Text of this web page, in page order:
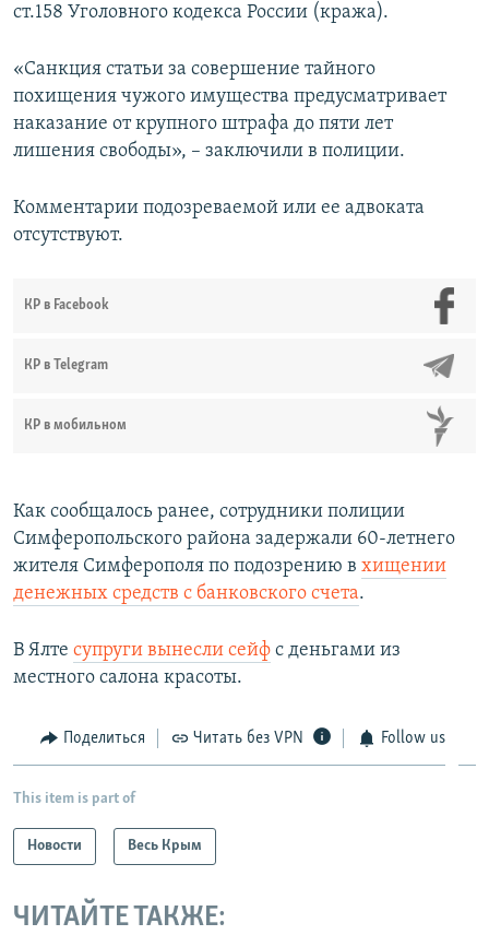
ст.158 Уголовного кодекса России (кража).
«Санкция статьи за совершение тайного
похищения чужого имущества предусматривает
наказание от крупного штрафа до пяти лет
лишения свободы», – заключили в полиции.
Комментарии подозреваемой или ее адвоката
отсутствуют.
КР в Facebook
КР в Telegram
КР в мобильном
Как сообщалось ранее, сотрудники полиции
Симферопольского района задержали 60-летнего
жителя Симферополя по подозрению в хищении
денежных средств с банковского счета.
В Ялте супруги вынесли сейф с деньгами из
местного салона красоты.
Поделиться Читать без VPN Follow us
This item is part of
Новости Весь Крым
ЧИТАЙТЕ ТАКЖЕ: